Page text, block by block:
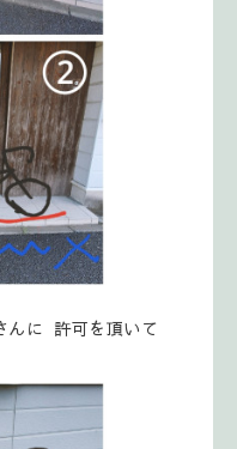
んに 許可を頂いて